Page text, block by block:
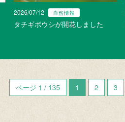
2026/07/12 自然情報
タチギボウシが開花しました
ページ 1 / 135 1 2 3